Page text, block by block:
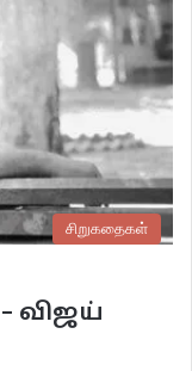
சிறுகதைகள்
விஜய்